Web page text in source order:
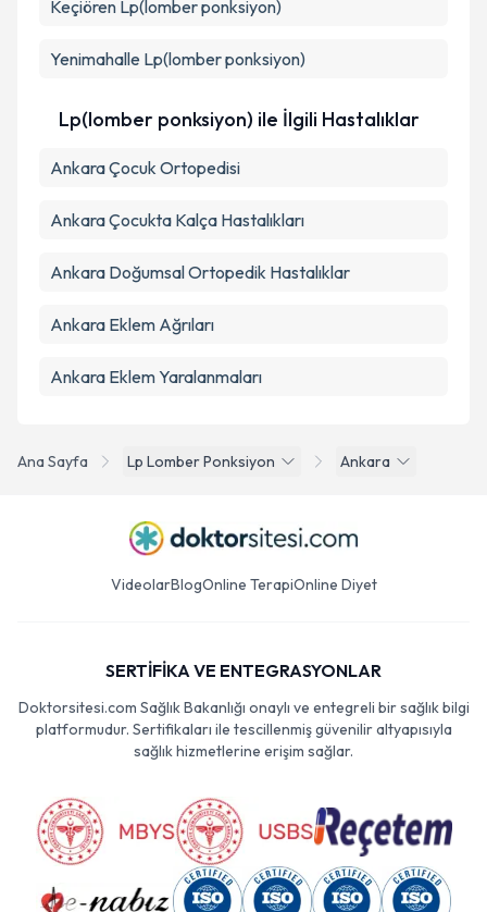
Ana Sayfa Lp Lomber Ponksiyon Ankara
Keçiören Lp(lomber ponksiyon)
Yenimahalle Lp(lomber ponksiyon)
Lp(lomber ponksiyon) ile İlgili Hastalıklar
Ankara Çocuk Ortopedisi
Ankara Çocukta Kalça Hastalıkları
Ankara Doğumsal Ortopedik Hastalıklar
Ankara Eklem Ağrıları
Ankara Eklem Yaralanmaları
VideolarBlogOnline TerapiOnline Diyet
SERTİFİKA VE ENTEGRASYONLAR
Doktorsitesi.com Sağlık Bakanlığı onaylı ve entegreli bir sağlık bilgi
platformudur. Sertifikaları ile tescillenmiş güvenilir altyapısıyla
sağlık hizmetlerine erişim sağlar.